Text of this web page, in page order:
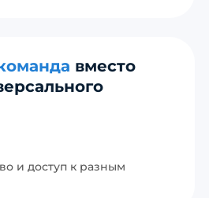
вместо
и доступ к разным